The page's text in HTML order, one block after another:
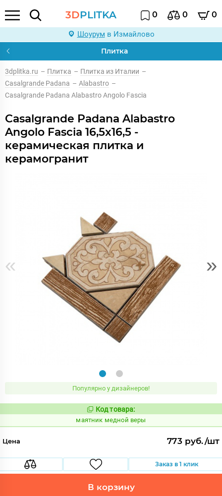
3DPLITKA 0 0 0
Шоурум в Измайлово
Плитка
3dplitka.ru – Плитка – Плитка из Италии –
Casalgrande Padana – Alabastro –
Casalgrande Padana Alabastro Angolo Fascia
Casalgrande Padana Alabastro
Angolo Fascia 16,5x16,5 -
керамическая плитка и
керамогранит
« »
Популярно у дизайнеров!
Код:
928633
Код товара:
маятник медной веры
Цена 773 руб./шт
Заказ в 1 клик
В корзину